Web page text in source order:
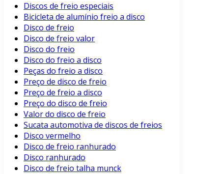
Discos de freio especiais
Bicicleta de alumínio freio a disco
Disco de freio
Disco de freio valor
Disco do freio
Disco do freio a disco
Peças do freio a disco
Preço de disco de freio
Preço de freio a disco
Preço do disco de freio
Valor do disco de freio
Sucata automotiva de discos de freios
Disco vermelho
Disco de freio ranhurado
Disco ranhurado
Disco de freio talha munck